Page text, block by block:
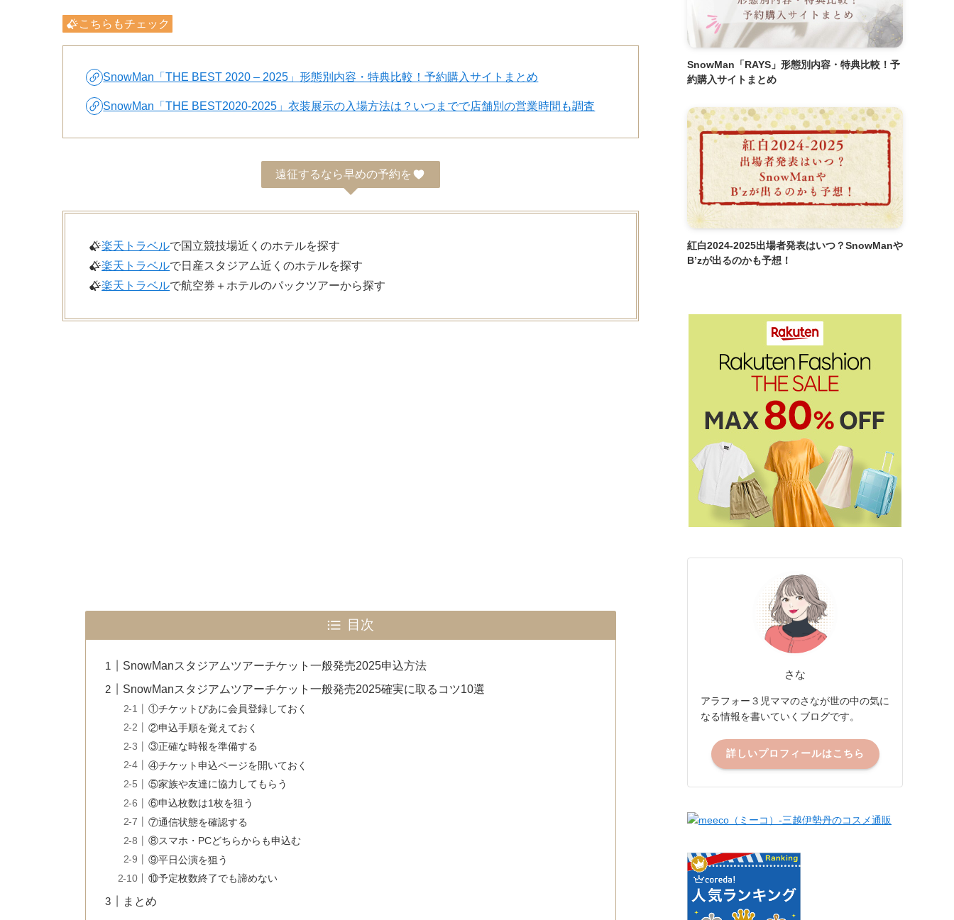
こちらもチェック
SnowMan「THE BEST 2020 – 2025」形態別内容・特典比較！予約購入サイトまとめ
SnowMan「THE BEST2020-2025」衣装展示の入場方法は？いつまでで店舗別の営業時間も調査
遠征するなら早めの予約を
楽天トラベルで国立競技場近くのホテルを探す
楽天トラベルで日産スタジアム近くのホテルを探す
楽天トラベルで航空券＋ホテルのパックツアーから探す
目次
SnowManスタジアムツアーチケット一般発売2025申込方法
SnowManスタジアムツアーチケット一般発売2025確実に取るコツ10選
①チケットぴあに会員登録しておく
②申込手順を覚えておく
③正確な時報を準備する
④チケット申込ページを開いておく
⑤家族や友達に協力してもらう
⑥申込枚数は1枚を狙う
⑦通信状態を確認する
⑧スマホ・PCどちらからも申込む
⑨平日公演を狙う
⑩予定枚数終了でも諦めない
まとめ
SnowMan「RAYS」形態別内容・特典比較！予
約購入サイトまとめ
紅白2024-2025出場者発表はいつ？SnowManや
B’zが出るのかも予想！
さな
アラフォー３児ママのさなが世の中の気に
なる情報を書いていくブログです。
詳しいプロフィールはこちら